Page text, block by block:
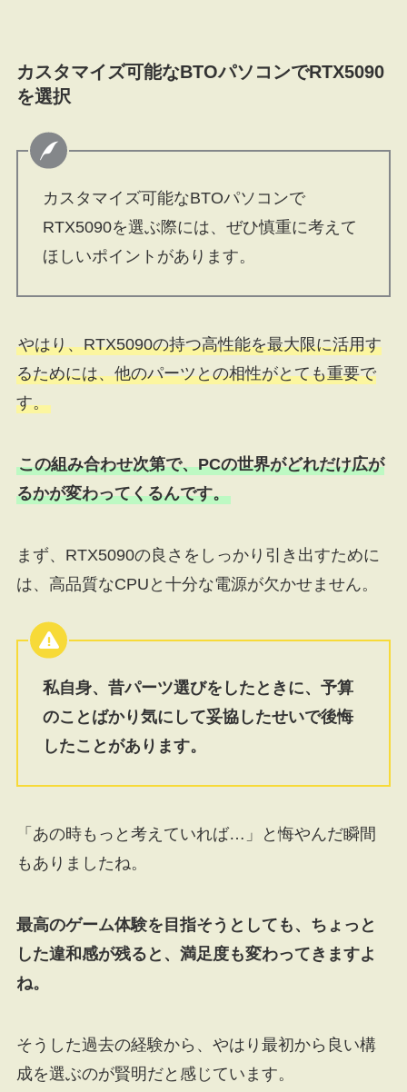
カスタマイズ可能なBTOパソコンでRTX5090
を選択
カスタマイズ可能なBTOパソコンで
RTX5090を選ぶ際には、ぜひ慎重に考えて
ほしいポイントがあります。
やはり、RTX5090の持つ高性能を最大限に活用す
るためには、他のパーツとの相性がとても重要で
す。
この組み合わせ次第で、PCの世界がどれだけ広が
るかが変わってくるんです。
まず、RTX5090の良さをしっかり引き出すために
は、高品質なCPUと十分な電源が欠かせません。
私自身、昔パーツ選びをしたときに、予算
のことばかり気にして妥協したせいで後悔
したことがあります。
「あの時もっと考えていれば…」と悔やんだ瞬間
もありましたね。
最高のゲーム体験を目指そうとしても、ちょっと
した違和感が残ると、満足度も変わってきますよ
ね。
そうした過去の経験から、やはり最初から良い構
成を選ぶのが賢明だと感じています。